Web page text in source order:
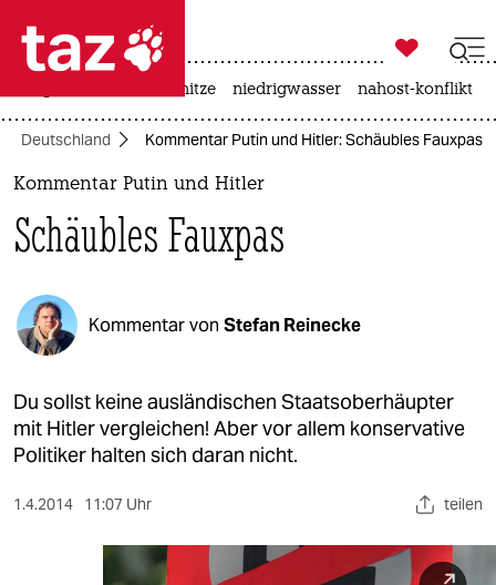
 taz zahl ich
taz zahl ich
politik
öko
gesellschaft
kultur
sport
berlin

taz zahl ich
hitze niedrigwasser nahost-konflikt
Deutschland Kommentar Putin und Hitler: Schäubles Fauxpas
Kommentar Putin und Hitler
Schäubles Fauxpas
Kommentar von Stefan Reinecke
Du sollst keine ausländischen Staatsoberhäupter
mit Hitler vergleichen! Aber vor allem konservative
Politiker halten sich daran nicht.
1.4.2014 11:07 Uhr teilen